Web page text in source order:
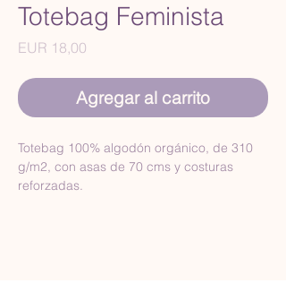
Totebag Feminista
EUR 18,00
Agregar al carrito
Totebag 100% algodón orgánico, de 310
g/m2, con asas de 70 cms y costuras
reforzadas.